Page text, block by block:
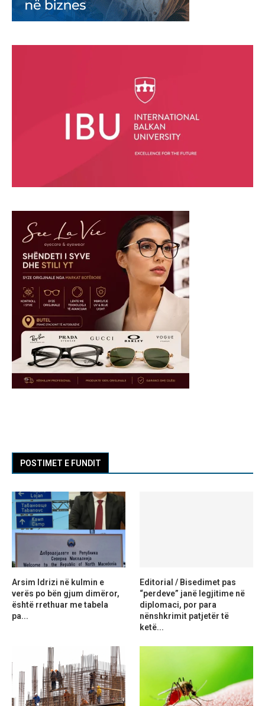
POSTIMET E FUNDIT
Arsim Idrizi në kulmin e
verës po bën gjum dimëror,
është rrethuar me tabela
pa...
Editorial / Bisedimet pas
“perdeve” janë legjitime në
diplomaci, por para
nënshkrimit patjetër të
ketë...